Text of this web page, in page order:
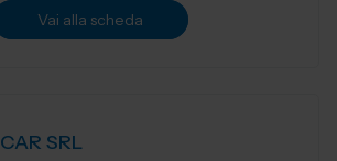
Vai alla scheda
CAR SRL